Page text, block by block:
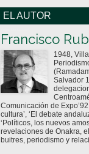
EL AUTOR
Francisco
1948,
Salvador
Comunicación de
cultura’, ‘El debate
‘Políticos, los nuevos
revelaciones de Onakra,
buitres, periodismo y